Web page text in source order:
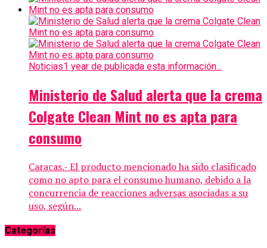
Noticias1 year de publicada esta información...
Ministerio de Salud alerta que la crema
Colgate Clean Mint no es apta para
consumo
Caracas.- El producto mencionado ha sido clasificado
como no apto para el consumo humano, debido a la
concurrencia de reacciones adversas asociadas a su
uso, según...
Categorías